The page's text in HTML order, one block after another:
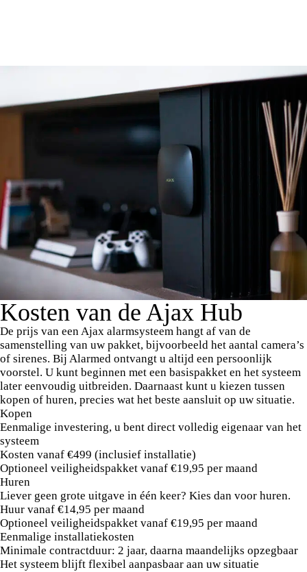
Kosten van de Ajax Hub
De prijs van een Ajax alarmsysteem hangt af van de
samenstelling van uw pakket, bijvoorbeeld het aantal camera’s
of sirenes. Bij Alarmed ontvangt u altijd een persoonlijk
voorstel. U kunt beginnen met een basispakket en het systeem
later eenvoudig uitbreiden. Daarnaast kunt u kiezen tussen
kopen of huren, precies wat het beste aansluit op uw situatie.
Kopen
Eenmalige investering, u bent direct volledig eigenaar van het
systeem
Kosten vanaf €499 (inclusief installatie)
Optioneel veiligheidspakket vanaf €19,95 per maand
Huren
Liever geen grote uitgave in één keer? Kies dan voor huren.
Huur vanaf €14,95 per maand
Optioneel veiligheidspakket vanaf €19,95 per maand
Eenmalige installatiekosten
Minimale contractduur: 2 jaar, daarna maandelijks opzegbaar
Het systeem blijft flexibel aanpasbaar aan uw situatie